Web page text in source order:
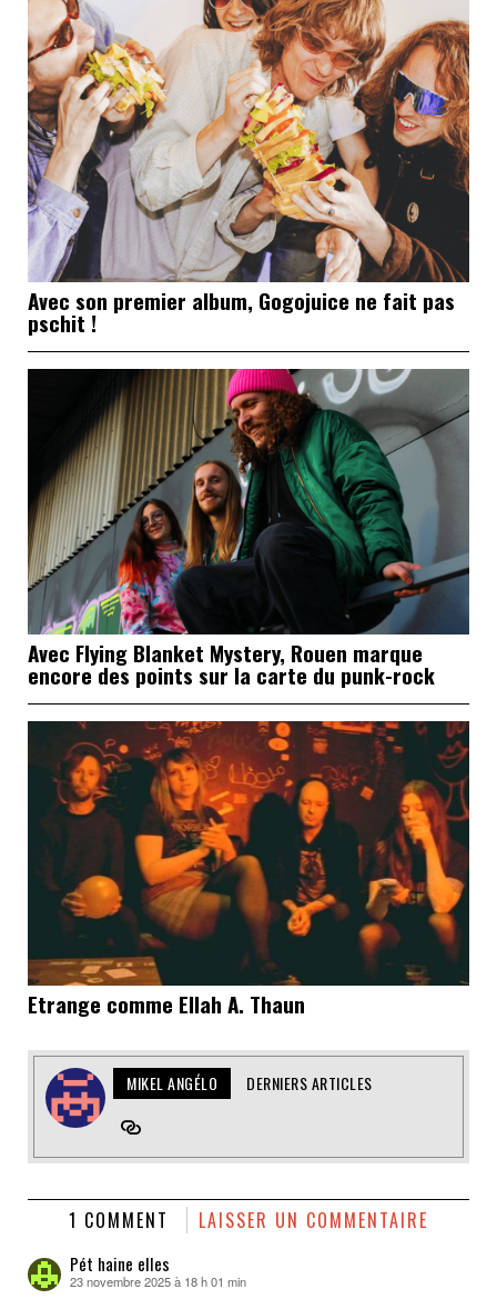
Avec son premier album, Gogojuice ne fait pas
pschit !
Avec Flying Blanket Mystery, Rouen marque
encore des points sur la carte du punk-rock
Etrange comme Ellah A. Thaun
MIKEL ANGÉLO DERNIERS ARTICLES
1 COMMENT LAISSER UN COMMENTAIRE
Pét haine elles
dit :
23 novembre 2025 à 18 h 01 min